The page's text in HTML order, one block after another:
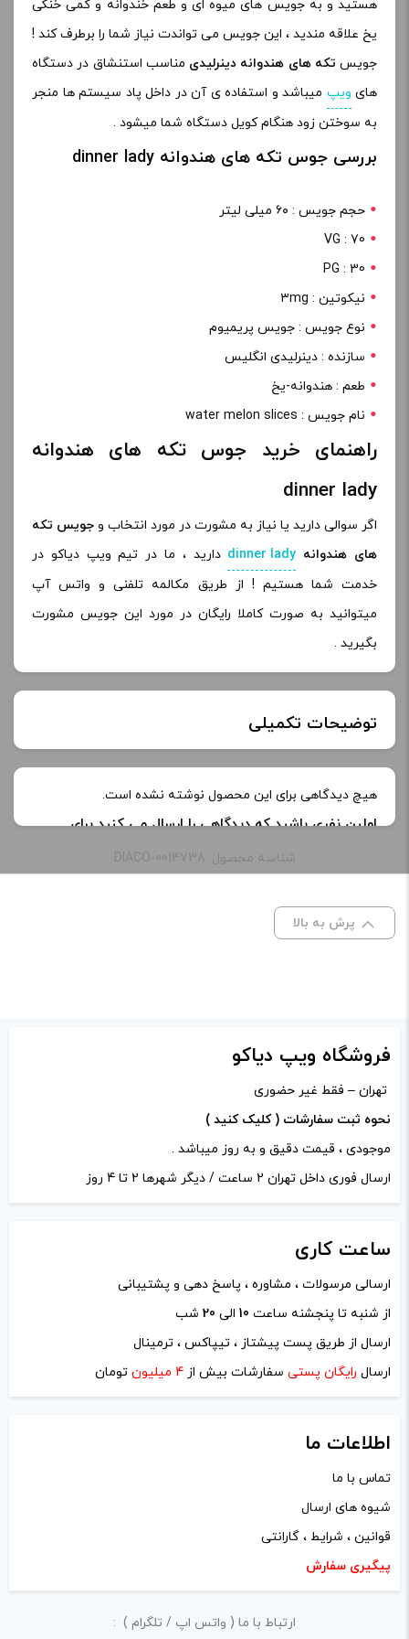
هستید و به جویس های میوه ای و طعم خندوانه و کمی خنکی
یخ علاقه مندید ، این جویس می تواندت نیاز شما را برطرف کند !
جویس تکه های هندوانه دینرلیدی مناسب استنشاق در دستگاه
های ویپ میباشد و استفاده ی آن در داخل پاد سیستم ها منجر
به سوختن زود هنگام کویل دستگاه شما میشود .
بررسی جوس تکه های هندوانه dinner lady
حجم جویس : ۶۰ میلی لیتر
VG : 70
PG : 30
نیکوتین : ۳mg
نوع جویس : جویس پریمیوم
سازنده : دینرلیدی انگلیس
طعم : هندوانه-یخ
نام جویس : water melon slices
راهنمای خرید جوس تکه های هندوانه
dinner lady
اگر سوالی دارید یا نیاز به مشورت در مورد انتخاب و جویس تکه
های هندوانه dinner lady دارید ، ما در تیم ویپ دیاکو در
خدمت شما هستیم ! از طریق مکالمه تلفنی و واتس آپ
میتوانید به صورت کاملا رایگان در مورد این جویس مشورت
بگیرید .
توضیحات تکمیلی
نیکوتین:
هیچ دیدگاهی برای این محصول نوشته نشده است.
اولین نفری باشید که دیدگاهی را ارسال می کنید برای
“جوس تکه های هندوانه دینر لیدی | water melon slices
نشانی ایمیل شما منتشر نخواهد شد.
علامت‌گذاری شده‌اند
دیدگاه شما*
نام*
ایمیل*
ذخیره نام، ایمیل و وبسایت من در مرورگر برای زمانی که دوباره
دیدگاهی می‌نویسم.
لازم است محتوای ارسالی منطبق برعرف و شئونات جامعه و با
بیانی رسمی و عاری از لحن تند، تمسخرو توهین باشد.
شناسه محصول: DIACO-0014738
پرش به بالا
فروشگاه ویپ دیاکو
تهران – فقط غیر حضوری
نحوه ثبت سفارشات ( کلیک کنید )
موجودی ، قیمت دقیق و به روز میباشد .
ارسال فوری داخل تهران 2 ساعت / دیگر شهرها 2 تا 4 روز
ساعت کاری
ارسالی مرسولات ، مشاوره ، پاسخ دهی و پشتیبانی
از شنبه تا پنجشنه ساعت 10 الی 20 شب
ارسال از طریق پست پیشتاز ، تیپاکس ، ترمینال
ارسال رایگان پستی سفارشات بیش از 4 میلیون تومان
اطلاعات ما
تماس با ما
شیوه های ارسال
قوانین ، شرایط ، گارانتی
پیگیری سفارش
ارتباط با ما ( واتس اپ / تلگرام ) :